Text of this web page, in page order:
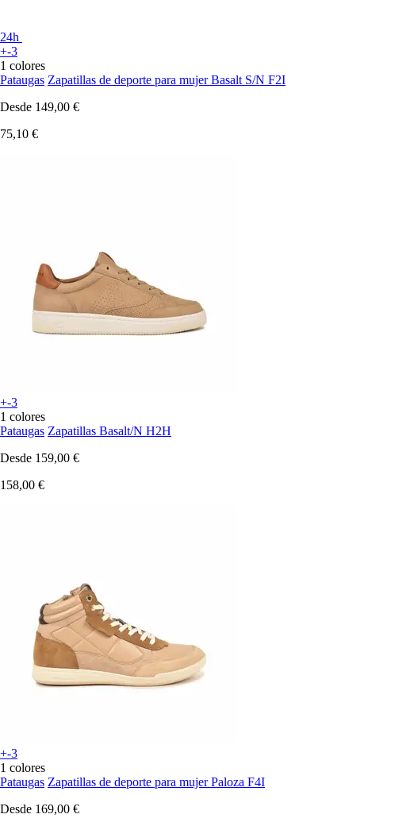
24h
+-3
1 colores
Pataugas Zapatillas de deporte para mujer Basalt S/N F2I
Desde 149,00 €
75,10 €
+-3
1 colores
Pataugas Zapatillas Basalt/N H2H
Desde 159,00 €
158,00 €
+-3
1 colores
Pataugas Zapatillas de deporte para mujer Paloza F4I
Desde 169,00 €